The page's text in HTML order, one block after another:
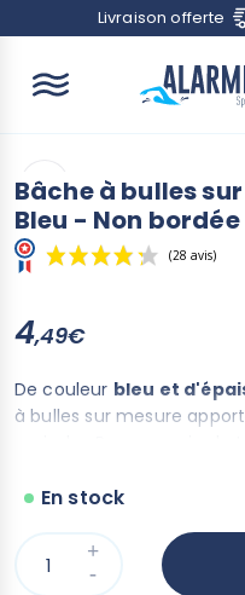
Contactez-nousLivraison offerte
Bâche à bulles
Bleu - Non
4,49€
De couleur bleu et
à bulles sur mesure
moindre. Pour un gain
500 microns.
protection - Pas de
180 microns
En stock